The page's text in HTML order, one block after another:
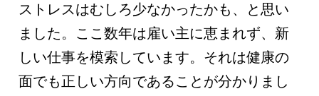
ストレスはむしろ少なかったかも、と思い
ました。ここ数年は雇い主に恵まれず、新
しい仕事を模索しています。それは健康の
面でも正しい方向であることが分かりまし